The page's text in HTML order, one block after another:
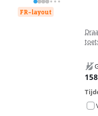
FR-layout
158